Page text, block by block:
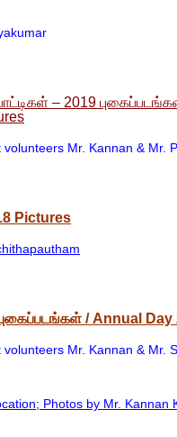
– 2019
Mr. Kannan & Mr.
Pictures
/ Annual Day
Mr. Kannan & Mr.
Photos by Mr. Kannan